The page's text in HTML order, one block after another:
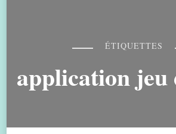
ÉTIQUETTES
application jeu